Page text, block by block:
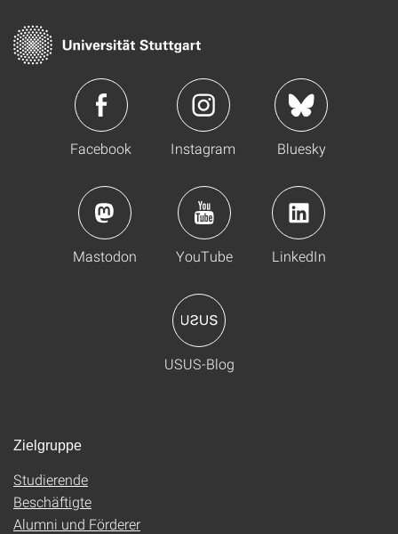
Facebook Instagram Bluesky
Mastodon YouTube LinkedIn
USUS-Blog
Zielgruppe
Studierende
Beschäftigte
Alumni und Förderer